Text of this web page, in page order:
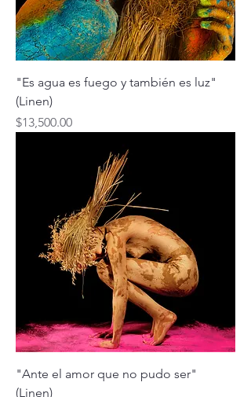
"Es agua es fuego y también es luz"
(Linen)
Price
$13,500.00
"Ante el amor que no pudo ser"
(Linen)